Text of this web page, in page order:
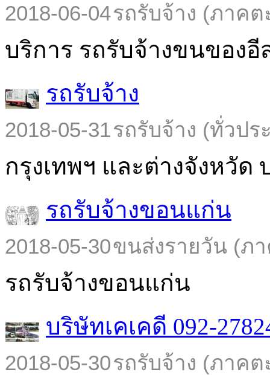
2018-06-04รถรับจ้าง (ภาคต
บริการ รถรับจ้างขนของ
รถรับจ้าง
2018-05-31รถรับจ้าง (ทั่วปร
กรุงเทพฯ และต่างจังหวัด
รถรับจ้างขอนแก่น
2018-05-30ขนส่งรายวัน (ภ
รถรับจ้างขอนแก่น
บริษัทเคเคดี 092-
2018-05-30รถรับจ้าง (ภาคต